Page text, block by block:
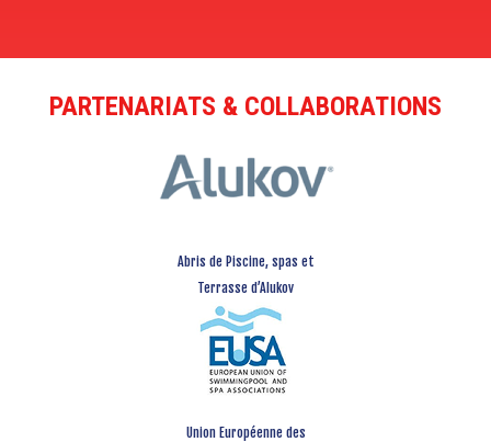
PARTENARIATS & COLLABORATIONS
Abris de Piscine, spas et
Terrasse d’Alukov
Union Européenne des